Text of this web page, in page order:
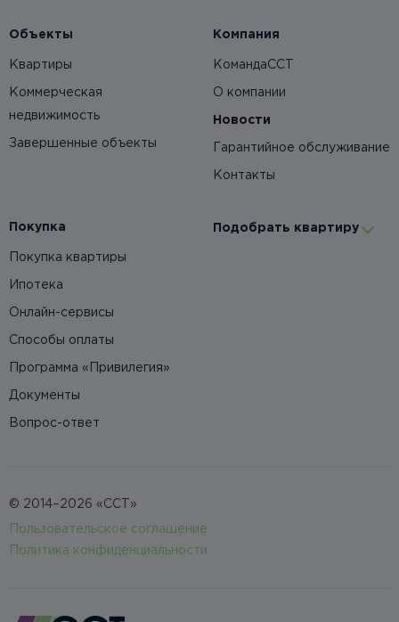
Объекты
Квартиры
Коммерческая
недвижимость
Завершенные объекты
Компания
КомандаССТ
О компании
Новости
Гарантийное обслуживание
Контакты
Покупка
Покупка квартиры
Ипотека
Онлайн-сервисы
Способы оплаты
Программа «Привилегия»
Документы
Вопрос-ответ
Подобрать квартиру
© 2014–2026 «ССТ»
Пользовательское соглашение
Политика конфиденциальности